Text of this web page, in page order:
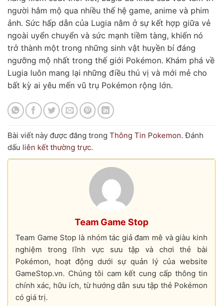
người hâm mộ qua nhiều thế hệ game, anime và phim
ảnh. Sức hấp dẫn của Lugia nằm ở sự kết hợp giữa vẻ
ngoài uyển chuyển và sức mạnh tiềm tàng, khiến nó
trở thành một trong những sinh vật huyền bí đáng
ngưỡng mộ nhất trong thế giới Pokémon. Khám phá về
Lugia luôn mang lại những điều thú vị và mới mẻ cho
bất kỳ ai yêu mến vũ trụ Pokémon rộng lớn.
Bài viết này được đăng trong Thông Tin Pokemon. Đánh
dấu liên kết thường trực.
Team Game Stop
Team Game Stop là nhóm tác giả đam mê và giàu kinh
nghiệm trong lĩnh vực sưu tập và chơi thẻ bài
Pokémon, hoạt động dưới sự quản lý của website
GameStop.vn. Chúng tôi cam kết cung cấp thông tin
chính xác, hữu ích, từ hướng dẫn sưu tập thẻ Pokémon
có giá trị.